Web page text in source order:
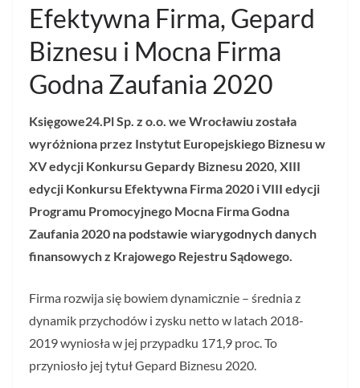
Efektywna Firma, Gepard
Biznesu i Mocna Firma
Godna Zaufania 2020
Księgowe24.Pl Sp. z o.o. we Wrocławiu została
wyróżniona przez Instytut Europejskiego Biznesu w
XV edycji Konkursu Gepardy Biznesu 2020, XIII
edycji Konkursu Efektywna Firma 2020 i VIII edycji
Programu Promocyjnego Mocna Firma Godna
Zaufania 2020 na podstawie wiarygodnych danych
finansowych z Krajowego Rejestru Sądowego.
Firma rozwija się bowiem dynamicznie – średnia z
dynamik przychodów i zysku netto w latach 2018-
2019 wyniosła w jej przypadku 171,9 proc. To
przyniosło jej tytuł Gepard Biznesu 2020.